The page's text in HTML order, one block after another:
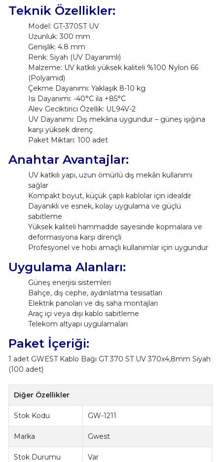
Teknik Özellikler:
Model: GT-370ST UV
Uzunluk: 300 mm
Genişlik: 4.8 mm
Renk: Siyah (UV Dayanımlı)
Malzeme: UV katkılı yüksek kaliteli %100 Nylon 66
(Polyamid)
Çekme Dayanımı: Yaklaşık 8-10 kg
Isı Dayanımı: -40°C ila +85°C
Alev Geciktirici Özellik: UL94V-2
UV Dayanımı: Dış mekâna uygundur – güneş ışığına
karşı yüksek direnç
Paket Miktarı: 100 adet
Anahtar Avantajlar:
UV katkılı yapı, uzun ömürlü dış mekân kullanımı
sağlar
Kompakt boyut, küçük çaplı kablolar için idealdir
Dayanıklı ve esnek, kolay uygulama ve güçlü
sabitleme
Yüksek kaliteli hammadde sayesinde kopmalara ve
deformasyona karşı dirençli
Profesyonel ve hobi amaçlı kullanımlar için uygundur
Uygulama Alanları:
Güneş enerjisi sistemleri
Bahçe, dış cephe, aydınlatma tesisatları
Elektrik panoları ve dış saha montajları
Araç içi veya dışı kablo sabitleme
Telekom altyapı uygulamaları
Paket İçeriği:
1 adet GWEST Kablo Bağı GT 370 ST UV 370x4,8mm Siyah
(100 adet)
Diğer Özellikler
Stok Kodu GW-1211
Marka Gwest
Stok Durumu Var